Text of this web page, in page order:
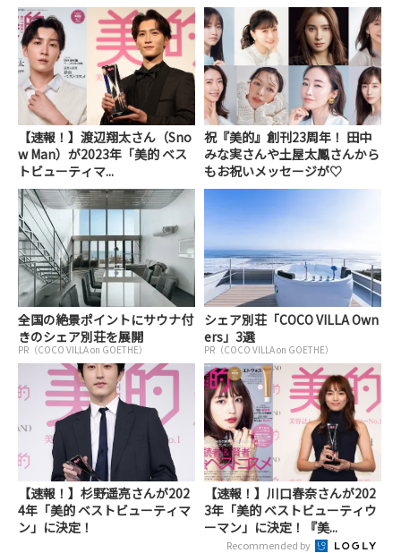
【速報！】渡辺翔太さん（Sno
w Man）が2023年「美的 ベス
トビューティマ...
祝『美的』創刊23周年！ 田中
みな実さんや土屋太鳳さんから
もお祝いメッセージが♡
全国の絶景ポイントにサウナ付
きのシェア別荘を展開
PR（COCO VILLA on GOETHE）
シェア別荘「COCO VILLA Own
ers」3選
PR（COCO VILLA on GOETHE）
【速報！】杉野遥亮さんが202
4年「美的 ベストビューティマ
ン」に決定！
【速報！】川口春奈さんが202
3年「美的 ベストビューティウ
ーマン」に決定！『美...
Recommended by